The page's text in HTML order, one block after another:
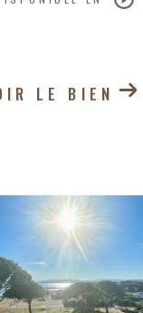
LE BIEN